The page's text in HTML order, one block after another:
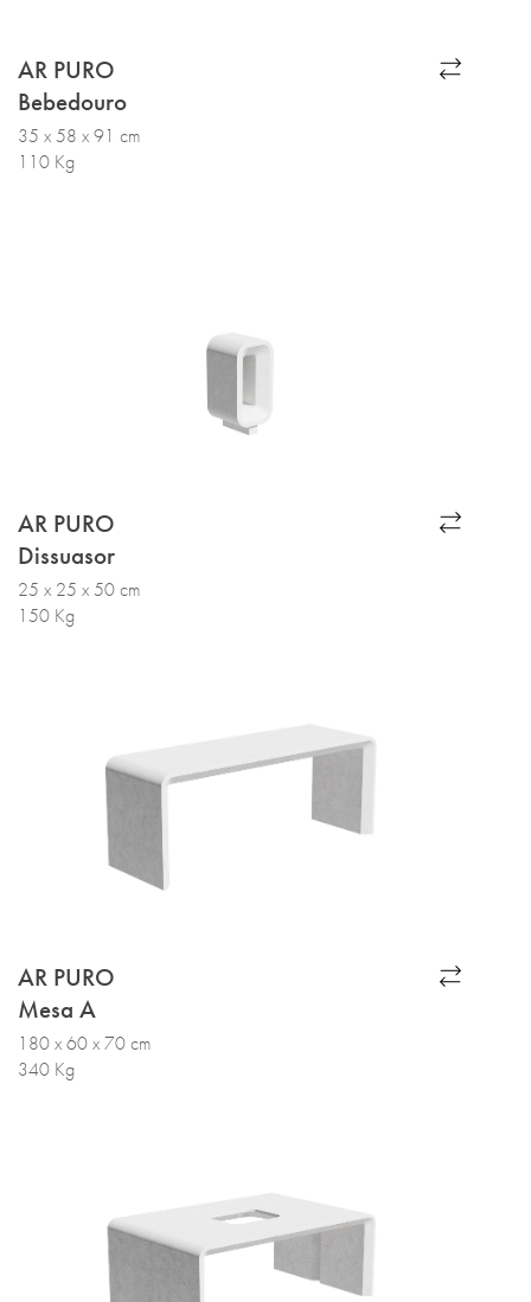
AR PURO
Bebedouro
35 x 58 x 91 cm
110 Kg
AR PURO
Dissuasor
25 x 25 x 50 cm
150 Kg
AR PURO
Mesa A
180 x 60 x 70 cm
340 Kg